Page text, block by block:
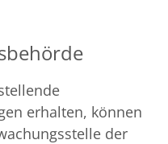
erhalten, können
der